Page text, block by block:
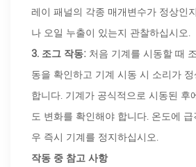
레이 패널의 각종 매개변수가 정상인
나 오일 누출이 있는지 관찰하십시오.
3. 조그 작동: 처음 기계를 시동할 때
동을 확인하고 기계 시동 시 소리가
합니다. 기계가 공식적으로 시동된 후
도 변화를 확인해야 합니다. 온도에
우 즉시 기계를 정지하십시오.
작동 중 참고 사항